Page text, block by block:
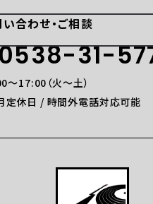
合わせ・ご相談
31-
〜17:00（火〜土）
定休日 / 時間外電話対応可能